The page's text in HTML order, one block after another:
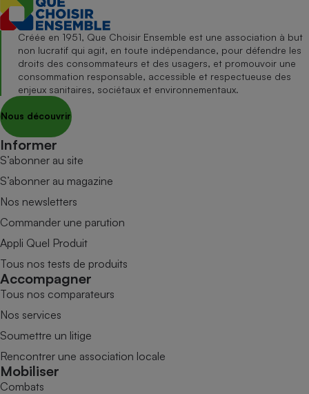
Créée en 1951, Que Choisir Ensemble est une association à but
non lucratif qui agit, en toute indépendance, pour défendre les
droits des consommateurs et des usagers, et promouvoir une
consommation responsable, accessible et respectueuse des
enjeux sanitaires, sociétaux et environnementaux.
Nous découvrir
Informer
S’abonner au site
S’abonner au magazine
Nos newsletters
Commander une parution
Appli Quel Produit
Tous nos tests de produits
Accompagner
Tous nos comparateurs
Nos services
Soumettre un litige
Rencontrer une association locale
Mobiliser
Combats